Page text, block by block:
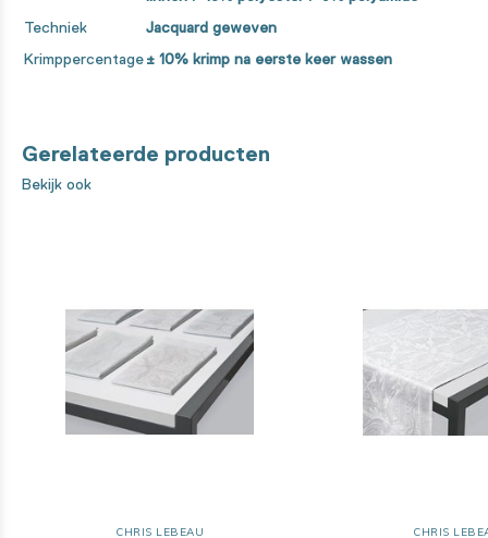
Techniek
Jacquard geweven
Krimppercentage± 10% krimp na eerste keer wassen
Gerelateerde producten
Bekijk ook
CHRIS LEBEAU CHRIS